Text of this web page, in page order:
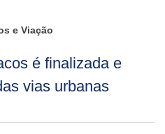
e Viação
é finalizada e
vias urbanas